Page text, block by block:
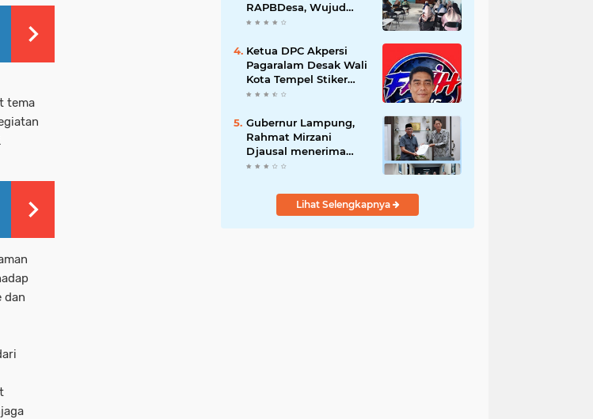
tema
dan
RAPBDesa, Wujud
Peran Polri Kawal
Kamtibmas Desa
Sindangkasih
Ketua DPC Akpersi
Pagaralam Desak Wali
Kota Tempel Stiker
‘Milik Pemerintah’ di
Penyalahgunaan Aset!
Gubernur Lampung,
Rahmat Mirzani
Djausal menerima
Senior Executive
Association for
Construction (JAC)
Lihat Selengkapnya